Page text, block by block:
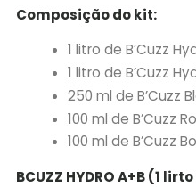
Composição do kit:
1 litro de B’Cuzz
1 litro de B’Cuzz
250 ml de B’Cuzz
100 ml de B’Cuzz
100 ml de B’Cuzz
BCUZZ HYDRO A+B (1